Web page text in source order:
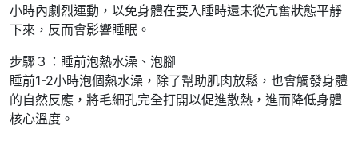
小時內劇烈運動，以免身體在要入睡時還未從亢奮狀態平靜
下來，反而會影響睡眠。
步驟３：睡前泡熱水澡、泡腳
睡前1-2小時泡個熱水澡，除了幫助肌肉放鬆，也會觸發身體
的自然反應，將毛細孔完全打開以促進散熱，進而降低身體
核心溫度。